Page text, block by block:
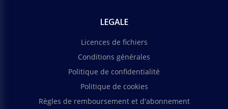
LEGALE
Licences de fichiers
Conditions générales
Politique de confidentialité
Politique de cookies
Règles de remboursement et d'abonnement